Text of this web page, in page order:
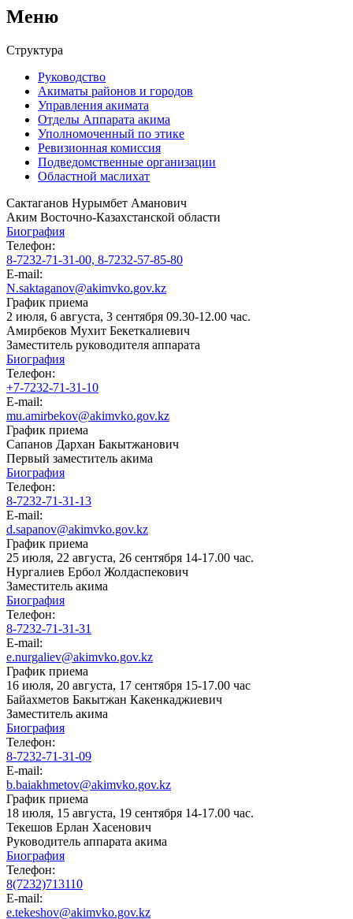
Меню
Структура
Руководство
Акиматы районов и городов
Управления акимата
Отделы Аппарата акима
Уполномоченный по этике
Ревизионная комиссия
Подведомственные организации
Областной маслихат
Сактаганов Нурымбет Аманович
Аким Восточно-Казахстанской области
Биография
Телефон:
8-7232-71-31-00, 8-7232-57-85-80
E-mail:
N.saktaganov@akimvko.gov.kz
График приема
2 июля, 6 августа, 3 сентября 09.30-12.00 час.
Амирбеков Мухит Бекеткалиевич
Заместитель руководителя аппарата
Биография
Телефон:
+7-7232-71-31-10
E-mail:
mu.amirbekov@akimvko.gov.kz
График приема
Сапанов Дархан Бакытжанович
Первый заместитель акима
Биография
Телефон:
8-7232-71-31-13
E-mail:
d.sapanov@akimvko.gov.kz
График приема
25 июля, 22 августа, 26 сентября 14-17.00 час.
Нургалиев Ербол Жолдаспекович
Заместитель акима
Биография
Телефон:
8-7232-71-31-31
E-mail:
e.nurgaliev@akimvko.gov.kz
График приема
16 июля, 20 августа, 17 сентября 15-17.00 час
Байахметов Бакытжан Какенкаджиевич
Заместитель акима
Биография
Телефон:
8-7232-71-31-09
E-mail:
b.baiakhmetov@akimvko.gov.kz
График приема
18 июля, 15 августа, 19 сентября 14-17.00 час.
Текешов Ерлан Хасенович
Руководитель аппарата акима
Биография
Телефон:
8(7232)713110
E-mail:
e.tekeshov@akimvko.gov.kz